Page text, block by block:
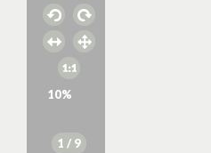
10%
1 / 9